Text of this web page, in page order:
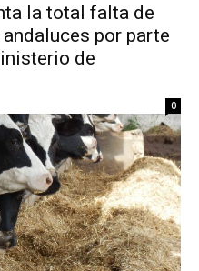
la total falta de
por parte
de
0